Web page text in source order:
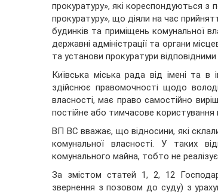
прокуратуру», які кореспондуються
прокуратуру», що діяли на час
будинків та приміщень комунальної
державні адміністрації та органи
та установи прокуратури
Київська міська рада від імені та в
здійснює правомочності щодо
власності, має право самостійно
постійне або тимчасове
ВП ВС вважає, що відносини, які
комунальної власності. У таких
комунального майна, тобто не
За змістом статей 1, 2, 12
звернення з позовом до суду) з